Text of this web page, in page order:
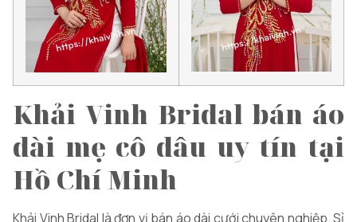
Khải Vinh Bridal bán áo
dài mẹ cô dâu uy tín tại
Hồ Chí Minh
Khải Vinh Bridal là đơn vị bán áo dài cưới chuyên nghiệp. Sỉ